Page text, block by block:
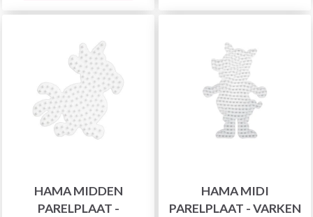
HAMA MIDDEN
PARELPLAAT -
HAMA MIDI
PARELPLAAT - VARKEN